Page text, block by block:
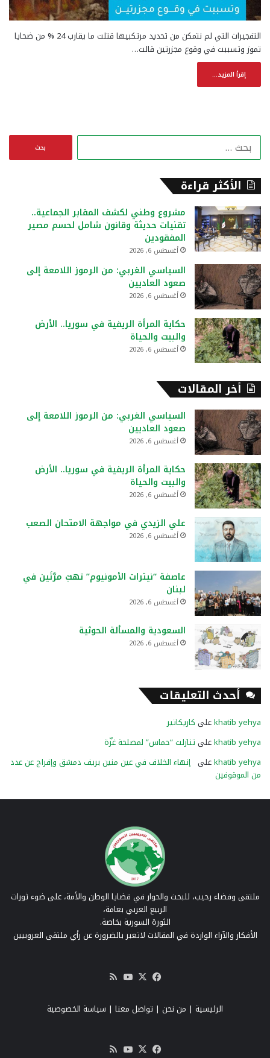
التفجيرات التي لم نتمكن من تحديد مرتكبيها قتلت ما يقارب 24 % من ضحايا
تموز وتسببت في وقوع مجزرتين قالت…
إقرأ المزيد...
ن
الأكثر قراءة
مشروع وطني لكشف المقابر الجماعية..
تقنيات حديثة وقانون شامل لحسم مصير
المفقودين
أغسطس 6, 2026
السياسي الغربي: من الرموز اللامعة إلى
صعود العاديين
أغسطس 6, 2026
حكاية المرأة الريفية في سوريا.. الأرض
والبيت والحياة
أغسطس 6, 2026
أخر المقالات
السياسي الغربي: من الرموز اللامعة إلى
صعود العاديين
أغسطس 6, 2026
حكاية المرأة الريفية في سوريا.. الأرض
والبيت والحياة
أغسطس 6, 2026
علي الزيدي في مواجهة الامتحان الصعب
أغسطس 6, 2026
عاصفة “نيترات الأمونيوم” تهبّ مرَّتَين في
لبنان
أغسطس 6, 2026
السعودية والمسألة الحوثية
أغسطس 6, 2026
أحدث التعليقات
khatib yehyaعلى كاريكاتير
khatib yehyaعلى تنازلت “حماس” لمصلحة غزّة
khatib yehyaعلى إنهاء الخلاف في عين منين بريف دمشق وإفراج عن عدد
من الموقوفين
ملتقى وفضاء رحيب، للبحث والحوار في قضايا الوطن والأمة، على ضوء ثورات
الربيع العربي بعامة،
الثورة السورية بخاصة.
الأفكار والآراء الواردة في المقالات لاتعبر بالضرورة عن رأي ملتقى العروبيين
فيسبوك
‫X
‫YouTube
RSS
الرئيسية | من نحن | تواصل معنا | سياسة الخصوصية
فيسبوك
‫X
‫YouTube